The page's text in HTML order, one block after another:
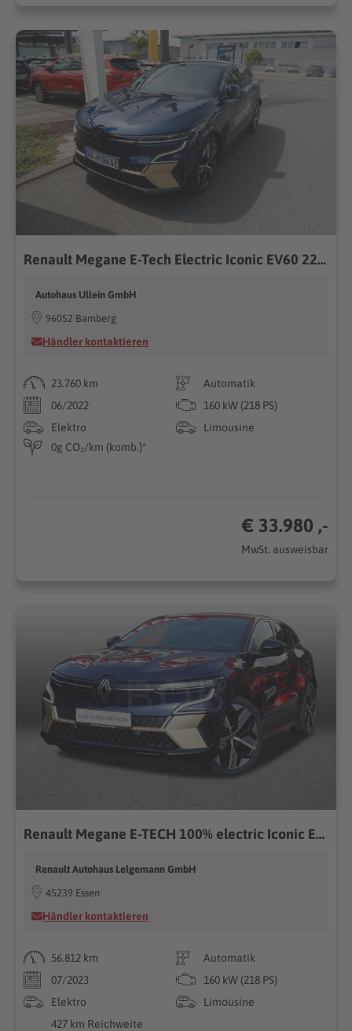
Renault Megane E-Tech Electric Iconic EV60 220HP
Autohaus Ullein GmbH
96052 Bamberg
Händler kontaktieren
23.760 km
Automatik
06/2022
160 kW (218 PS)
Elektro
Limousine
0g CO₂/km (komb.)*
€ 33.980 ,-
MwSt. ausweisbar
Renault Megane E-TECH 100% electric Iconic EV60 WKR NAVI
Renault Autohaus Lelgemann GmbH
45239 Essen
Händler kontaktieren
56.812 km
Automatik
07/2023
160 kW (218 PS)
Elektro
Limousine
427 km Reichweite